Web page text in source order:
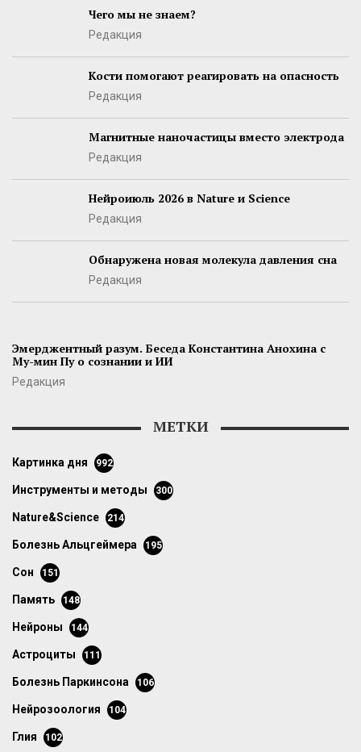
Чего мы не знаем?
Редакция
Кости помогают реагировать на опасность
Редакция
Магнитные наночастицы вместо электрода
Редакция
Нейроиюль 2026 в Nature и Science
Редакция
Обнаружена новая молекула давления сна
Редакция
Эмерджентный разум. Беседа Константина Анохина с
Му-мин Пу о сознании и ИИ
Редакция
МЕТКИ
картинка дня 992
инструменты и методы 300
Nature&Science 214
болезнь Альцгеймера 195
сон 151
память 148
нейроны 144
астроциты 111
болезнь Паркинсона 106
нейрозоология 104
глия 102